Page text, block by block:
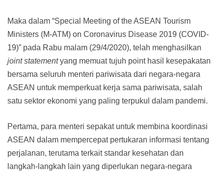
Maka dalam “Special Meeting of the ASEAN Tourism
Ministers (M-ATM) on Coronavirus Disease 2019 (COVID-
19)” pada Rabu malam (29/4/2020), telah menghasilkan
joint statementyang memuat tujuh point hasil kesepakatan
bersama seluruh menteri pariwisata dari negara-negara
ASEAN untuk memperkuat kerja sama pariwisata, salah
satu sektor ekonomi yang paling terpukul dalam pandemi.
Pertama, para menteri sepakat untuk membina koordinasi
ASEAN dalam mempercepat pertukaran informasi tentang
perjalanan, terutama terkait standar kesehatan dan
langkah-langkah lain yang diperlukan negara-negara